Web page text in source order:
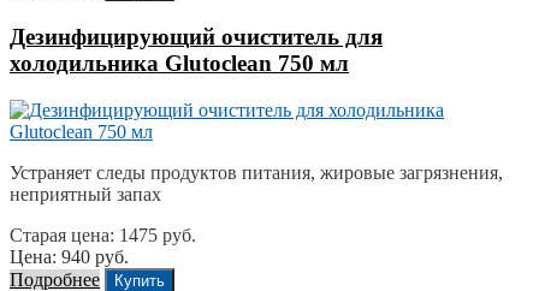
Дезинфицирующий очиститель для
холодильника Glutoclean 750 мл
Устраняет следы продуктов питания, жировые загрязнения,
неприятный запах
Старая цена: 1475 руб.
Цена: 940 руб.
Подробнее
Купить